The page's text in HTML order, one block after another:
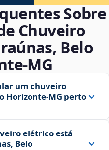
Sobre
Chuveiro
Belo
um chuveiro
Horizonte‑MG perto
elétrico está
Belo